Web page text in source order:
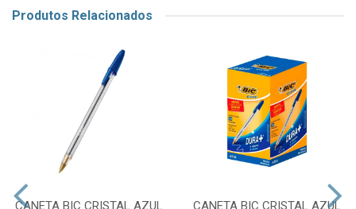
Produtos Relacionados
CANETA BIC CRISTAL AZUL
CANETA BIC CRISTAL AZUL